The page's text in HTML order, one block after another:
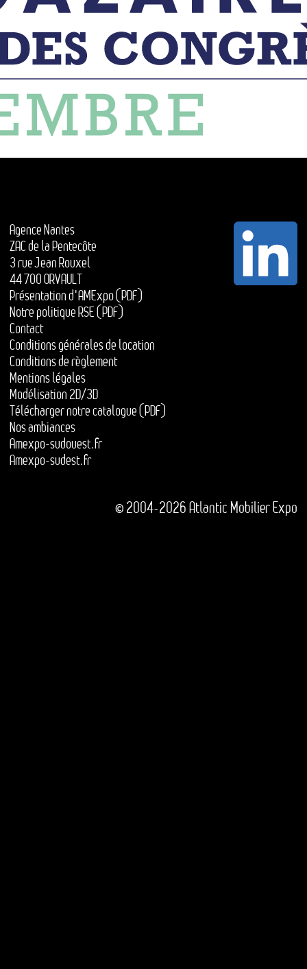
Agence Nantes
ZAC de la Pentecôte
3 rue Jean Rouxel
44 700 ORVAULT
Présentation d'AMExpo (PDF)
Notre politique RSE (PDF)
Contact
Conditions générales de location
Conditions de règlement
Mentions légales
Modélisation 2D/3D
Télécharger notre catalogue (PDF)
Nos ambiances
Amexpo-sudouest.fr
Amexpo-sudest.fr
© 2004-2026 Atlantic Mobilier Expo